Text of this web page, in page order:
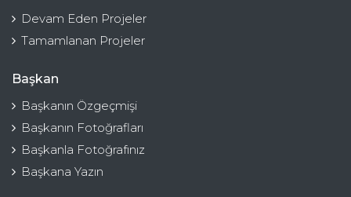
Devam Eden Projeler
Tamamlanan Projeler
Başkan
Başkanın Özgeçmişi
Başkanın Fotoğrafları
Başkanla Fotoğrafınız
Başkana Yazın